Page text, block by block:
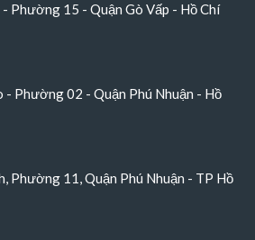
Phường 15 - Quận Gò Vấp - Hồ Chí
Phường 02 - Quận Phú Nhuận - Hồ
Phường 11, Quận Phú Nhuận - TP Hồ